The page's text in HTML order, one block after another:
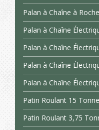
Palan à Chaîne à
Palan à Chaîne
Palan à Chaîne
Palan à Chaîne
Palan à Chaîne
Patin Roulant 15
Patin Roulant 3,75